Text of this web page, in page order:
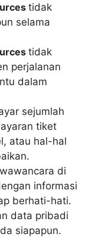
tidak
selama
tidak
perjalanan
dalam
sejumlah
tiket
atau hal-hal
di
informasi
berhati-hati.
data pribadi
siapapun.